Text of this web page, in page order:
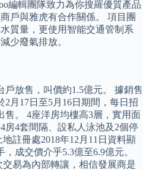
編輯團隊致力為你搜羅優質產品
戶與雅虎有合作關係。 項目團
質量，更使用智能交通管制系
少廢氣排放。
放售，叫價約1.5億元。 據銷售
月17日至5月16日期間，每日招
售。 4座洋房均樓高3層，實用面
房4套間隔、設私人泳池及2個停
註冊處2018年12月11日資料顯
成交價介乎5.3億至6.9億元。
易為內部轉讓，相信發展商是